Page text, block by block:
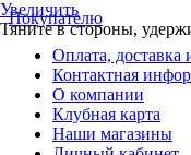
Покупателю
Оплата, доставка
Контактная
О компании
Клубная карта
Наши магазины
Увеличить
Тяните в стороны,